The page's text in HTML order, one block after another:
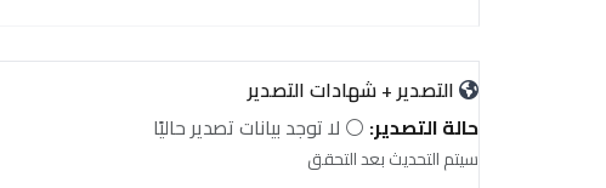
التصدير + شهادات التصدير
حالة التصدير: ⚪ لا توجد بيانات تصدير حاليًا
سيتم التحديث بعد التحقق